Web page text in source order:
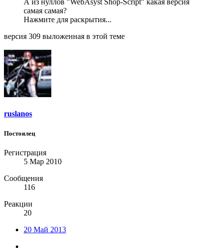
А из нуллов "WebAsyst Shop-Script" какая версия
самая самая?
Нажмите для раскрытия...
версия 309 выложенная в этой теме
ruslanos
Постоялец
Регистрация
5 Мар 2010
Сообщения
116
Реакции
20
20 Май 2013